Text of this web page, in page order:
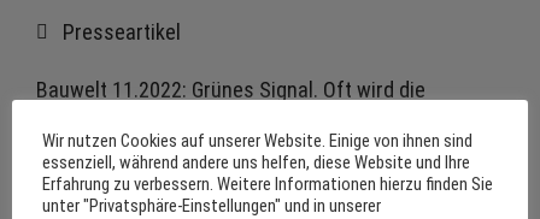
Presseartikel
Bauwelt 11.2022: Grünes Signal. Oft wird die
ortstypischen Materialien begründet. Hild und K sind
in der Bremer Neustadt einen anderen Weg
Wir nutzen Cookies auf unserer Website. Einige von ihnen sind
essenziell, während andere uns helfen, diese Website und Ihre
Erfahrung zu verbessern. Weitere Informationen hierzu finden Sie
unter "Privatsphäre-Einstellungen" und in unserer